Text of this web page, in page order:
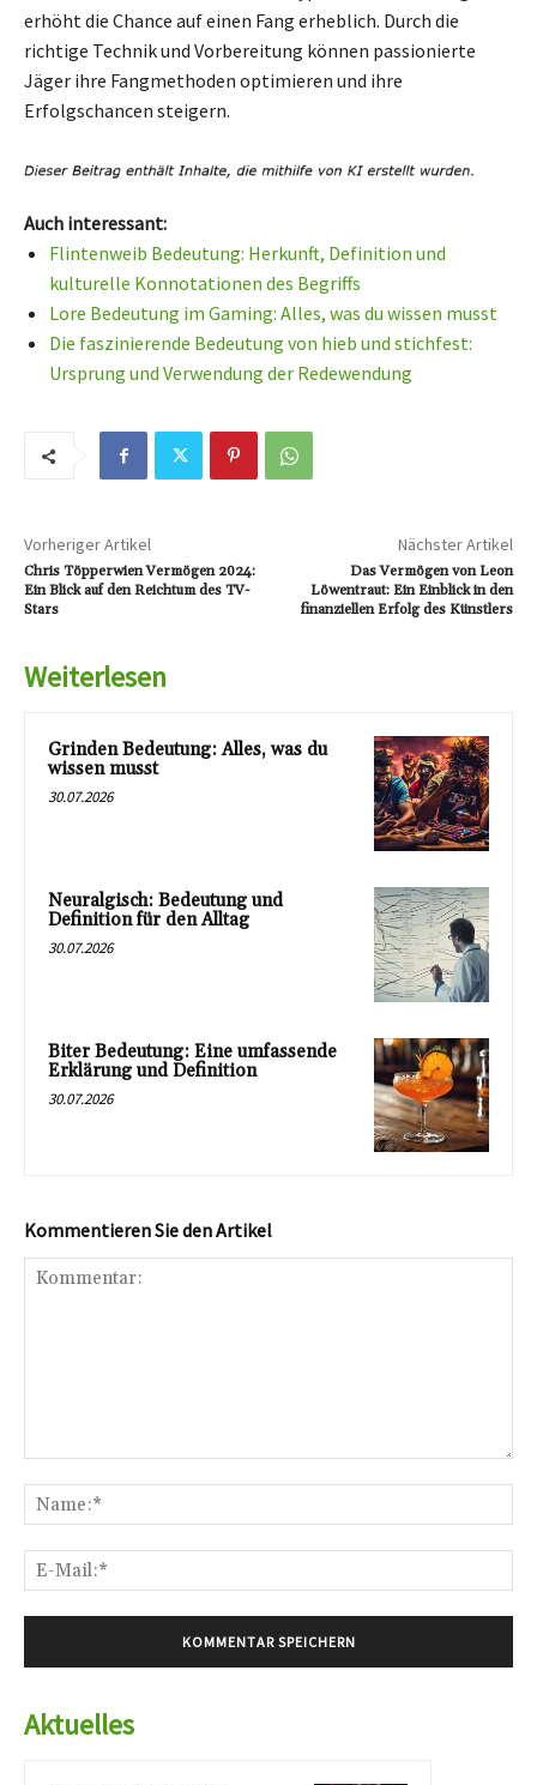
erhöht die Chance auf einen Fang erheblich. Durch die
richtige Technik und Vorbereitung können passionierte
Jäger ihre Fangmethoden optimieren und ihre
Erfolgschancen steigern.
Auch interessant:
Flintenweib Bedeutung: Herkunft, Definition und
kulturelle Konnotationen des Begriffs
Lore Bedeutung im Gaming: Alles, was du wissen musst
Die faszinierende Bedeutung von hieb und stichfest:
Ursprung und Verwendung der Redewendung
Vorheriger Artikel
Chris Töpperwien Vermögen 2024:
Ein Blick auf den Reichtum des TV-
Stars
Nächster Artikel
Das Vermögen von Leon
Löwentraut: Ein Einblick in den
finanziellen Erfolg des Künstlers
Weiterlesen
Grinden Bedeutung: Alles, was du
wissen musst
30.07.2026
Neuralgisch: Bedeutung und
Definition für den Alltag
30.07.2026
Biter Bedeutung: Eine umfassende
Erklärung und Definition
30.07.2026
Kommentieren Sie den Artikel
Aktuelles